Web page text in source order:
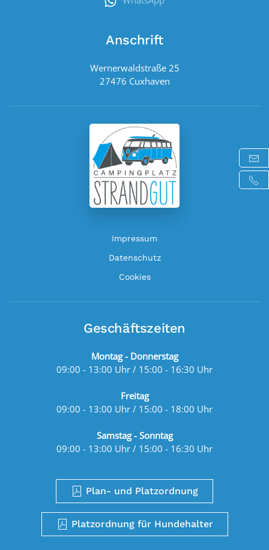
Impressum
Datenschutz
Cookies
Anschrift
Wernerwaldstraße 25
27476 Cuxhaven
Geschäftszeiten
Montag - Donnerstag
09:00 - 13:00 Uhr / 15:00 - 16:30 Uhr
Freitag
09:00 - 13:00 Uhr / 15:00 - 18:00 Uhr
Samstag - Sonntag
09:00 - 13:00 Uhr / 15:00 - 16:30 Uhr
Plan- und Platzordnung
Platzordnung für Hundehalter